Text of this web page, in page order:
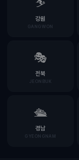
강원
GANGWON
🎭
전북
JEONBUK
🛳️
경남
GYEONGNAM